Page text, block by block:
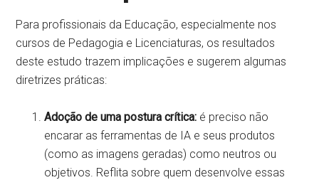
Para profissionais da Educação, especialmente nos
cursos de Pedagogia e Licenciaturas, os resultados
deste estudo trazem implicações e sugerem algumas
diretrizes práticas:
Adoção de uma postura crítica: é preciso não
encarar as ferramentas de IA e seus produtos
(como as imagens geradas) como neutros ou
objetivos. Reflita sobre quem desenvolve essas